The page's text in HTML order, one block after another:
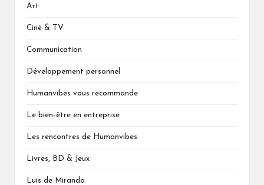
Art
Ciné & TV
Communication
Développement personnel
Humanvibes vous recommande
Le bien-être en entreprise
Les rencontres de Humanvibes
Livres, BD & Jeux
Luis de Miranda